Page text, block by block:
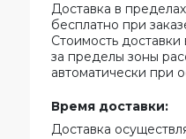
Доставка в
бесплатно при
Стоимость
за пределы зоны
автоматически при
Время доставки:
Доставка